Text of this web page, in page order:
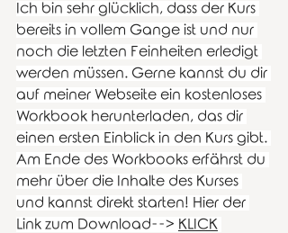
Ich bin sehr glücklich, dass der Kurs
bereits in vollem Gange ist und nur
noch die letzten Feinheiten erledigt
werden müssen. Gerne kannst du dir
auf meiner Webseite ein kostenloses
Workbook herunterladen, das dir
einen ersten Einblick in den Kurs gibt.
Am Ende des Workbooks erfährst du
mehr über die Inhalte des Kurses
und kannst direkt starten! Hier der
Link zum Download--> KLICK